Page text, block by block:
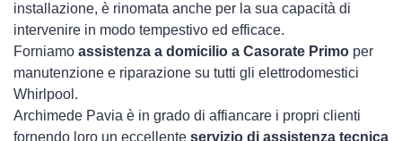
installazione, è rinomata anche per la sua capacità di
intervenire in modo tempestivo ed efficace.
Forniamo assistenza a domicilio a Casorate Primo per
manutenzione e riparazione su tutti gli elettrodomestici
Whirlpool.
Archimede Pavia è in grado di affiancare i propri clienti
fornendo loro un eccellente servizio di assistenza tecnica